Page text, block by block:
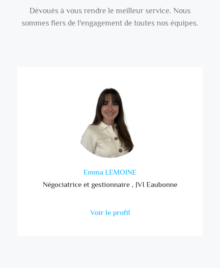
Dévoués à vous rendre le meilleur service. Nous
sommes fiers de l'engagement de toutes nos équipes.
Emma LEMOINE
Négociatrice et gestionnaire , JVI Eaubonne
Voir le profil